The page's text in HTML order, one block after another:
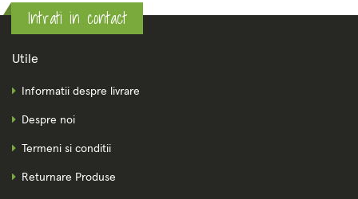
Intrati in contact
Utile
Informatii despre livrare
Despre noi
Termeni si conditii
Returnare Produse